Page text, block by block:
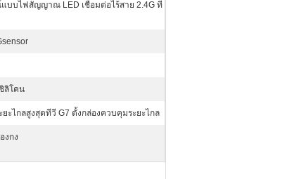
บบไฟสัญญาณ LED เชื่อมต่อไร้สาย 2.4G ที่
ลิโคน
ะไกลสูงสุดทีวี G7 ตั้งกล่องควบคุมระยะไกล
งกง